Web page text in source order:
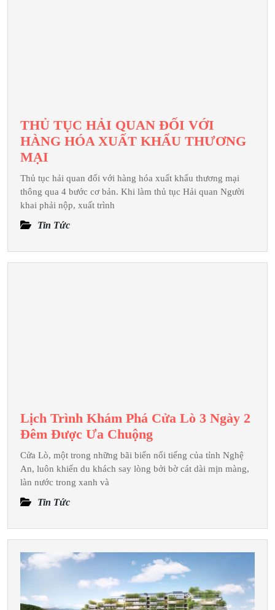
THỦ TỤC HẢI QUAN ĐỐI VỚI
HÀNG HÓA XUẤT KHẨU THƯƠNG
MẠI
TỤC
HẢI
QUAN
ĐỐI
HÀNG
HÓA
Thủ tục hải quan đối với hàng hóa xuất khẩu thương mại
thông qua 4 bước cơ bản. Khi làm thủ tục Hải quan Người
khai phải nộp, xuất trình
Tin Tức
Lịch Trình Khám Phá Cửa Lò 3 Ngày 2
Đêm Được Ưa ChuộngLịch
Trình
Khám
3
Ngày
2
Đêm
Được
Cửa Lò, một trong những bãi biển nổi tiếng của tỉnh Nghệ
An, luôn khiến du khách say lòng bởi bờ cát dài mịn màng,
làn nước trong xanh và
Tin Tức